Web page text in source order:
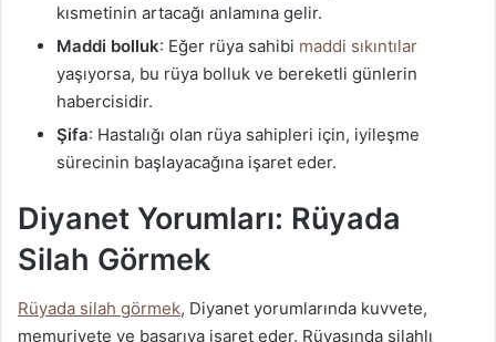
kısmetinin artacağı anlamına gelir.
Maddi bolluk: Eğer rüya sahibi maddi sıkıntılar
yaşıyorsa, bu rüya bolluk ve bereketli günlerin
habercisidir.
Şifa: Hastalığı olan rüya sahipleri için, iyileşme
sürecinin başlayacağına işaret eder.
Diyanet Yorumları: Rüyada
Silah Görmek
Rüyada silah görmek, Diyanet yorumlarında kuvvete,
memuriyete ve başarıya işaret eder. Rüyasında silahlı